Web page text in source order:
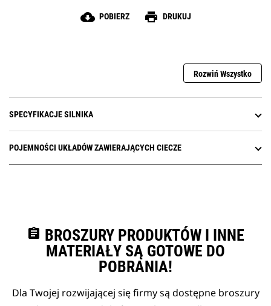
cloud_download POBIERZ print DRUKUJ
Rozwiń Wszystko
SPECYFIKACJE SILNIKA
POJEMNOŚCI UKŁADÓW ZAWIERAJĄCYCH CIECZE
assignment BROSZURY PRODUKTÓW I INNE
MATERIAŁY SĄ GOTOWE DO
POBRANIA!
Dla Twojej rozwijającej się firmy są dostępne broszury